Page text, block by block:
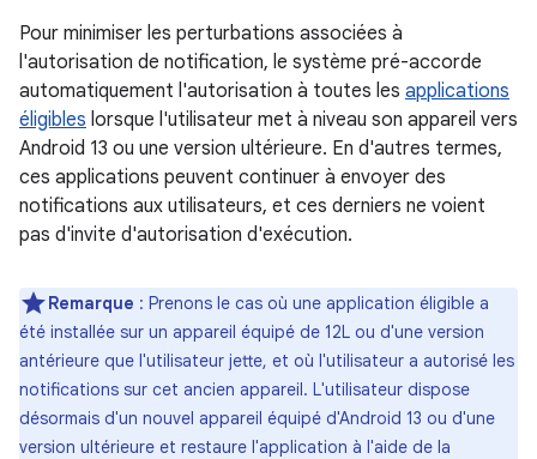
Pour minimiser les perturbations associées à
l'autorisation de notification, le système pré-accorde
automatiquement l'autorisation à toutes les applications
éligibles lorsque l'utilisateur met à niveau son appareil vers
Android 13 ou une version ultérieure. En d'autres termes,
ces applications peuvent continuer à envoyer des
notifications aux utilisateurs, et ces derniers ne voient
pas d'invite d'autorisation d'exécution.
Remarque : Prenons le cas où une application éligible a
été installée sur un appareil équipé de 12L ou d'une version
antérieure que l'utilisateur jette, et où l'utilisateur a autorisé les
notifications sur cet ancien appareil. L'utilisateur dispose
désormais d'un nouvel appareil équipé d'Android 13 ou d'une
version ultérieure et restaure l'application à l'aide de la